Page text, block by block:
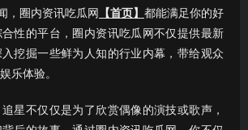
，圈内资讯吃瓜网
【首页】 都能满足你的好
性的平台，圈内资讯吃瓜网不仅提供最新
挖掘一些鲜为人知的行业内幕，带给观众
乐体验。
星不仅仅是为了欣赏偶像的演技或歌声，